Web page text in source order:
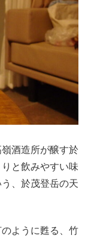
酒造所が醸す於
と飲みやすい味
、於茂登岳の天
ように甦る、竹